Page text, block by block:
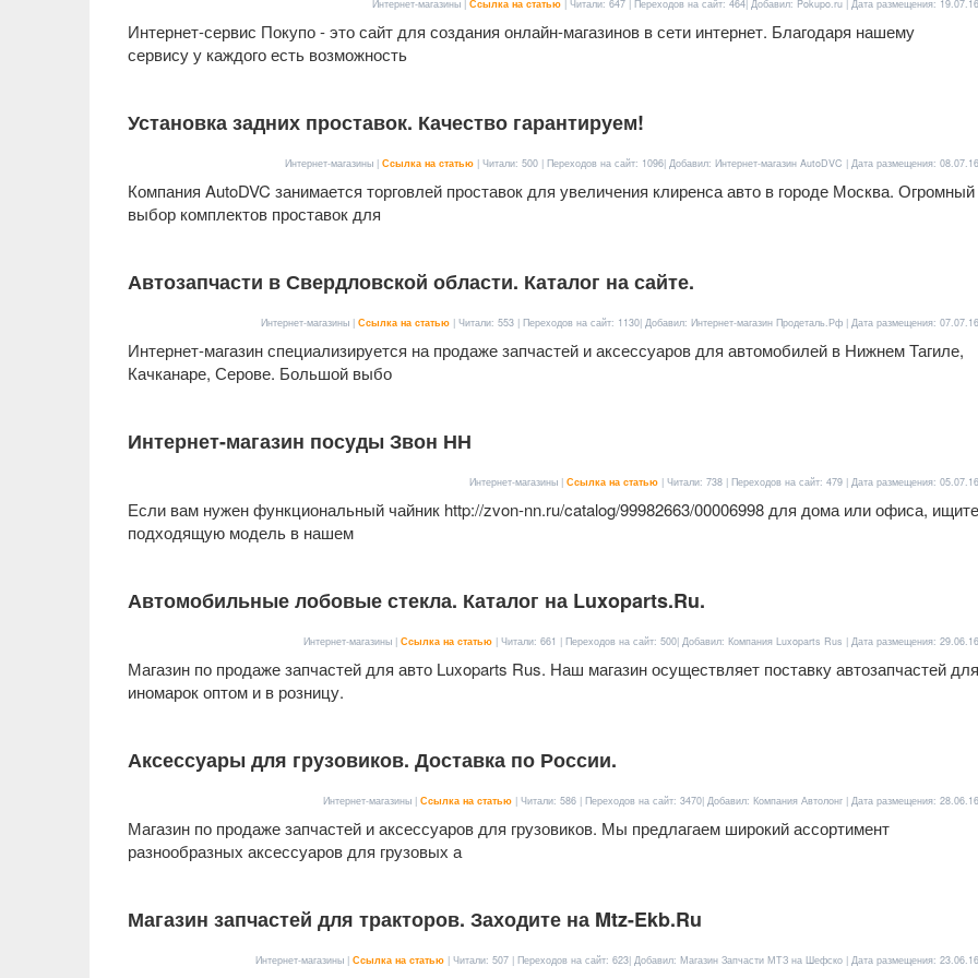
Интернет-магазины | Ссылка на статью | Читали: 647 | Переходов на сайт: 464| Добавил: Pokupo.ru | Дата размещения: 19.07.16
Интернет-сервис Покупо - это сайт для создания онлайн-магазинов в сети интернет. Благодаря нашему
сервису у каждого есть возможность
Установка задних проставок. Качество гарантируем!
Интернет-магазины | Ссылка на статью | Читали: 500 | Переходов на сайт: 1096| Добавил: Интернет-магазин AutoDVC | Дата размещения: 08.07.16
Компания AutoDVC занимается торговлей проставок для увеличения клиренса авто в городе Москва. Огромный
выбор комплектов проставок для
Автозапчасти в Свердловской области. Каталог на сайте.
Интернет-магазины | Ссылка на статью | Читали: 553 | Переходов на сайт: 1130| Добавил: Интернет-магазин Продеталь.Рф | Дата размещения: 07.07.16
Интернет-магазин специализируется на продаже запчастей и аксессуаров для автомобилей в Нижнем Тагиле,
Качканаре, Серове. Большой выбо
Интернет-магазин посуды Звон НН
Интернет-магазины | Ссылка на статью | Читали: 738 | Переходов на сайт: 479 | Дата размещения: 05.07.16
Если вам нужен функциональный чайник http://zvon-nn.ru/catalog/99982663/00006998 для дома или офиса, ищите
подходящую модель в нашем
Автомобильные лобовые стекла. Каталог на Luxoparts.Ru.
Интернет-магазины | Ссылка на статью | Читали: 661 | Переходов на сайт: 500| Добавил: Компания Luxoparts Rus | Дата размещения: 29.06.16
Магазин по продаже запчастей для авто Luxoparts Rus. Наш магазин осуществляет поставку автозапчастей для
иномарок оптом и в розницу.
Аксессуары для грузовиков. Доставка по России.
Интернет-магазины | Ссылка на статью | Читали: 586 | Переходов на сайт: 3470| Добавил: Компания Автолонг | Дата размещения: 28.06.16
Магазин по продаже запчастей и аксессуаров для грузовиков. Мы предлагаем широкий ассортимент
разнообразных аксессуаров для грузовых а
Магазин запчастей для тракторов. Заходите на Mtz-Ekb.Ru
Интернет-магазины | Ссылка на статью | Читали: 507 | Переходов на сайт: 623| Добавил: Магазин Запчасти МТЗ на Шефско | Дата размещения: 23.06.16